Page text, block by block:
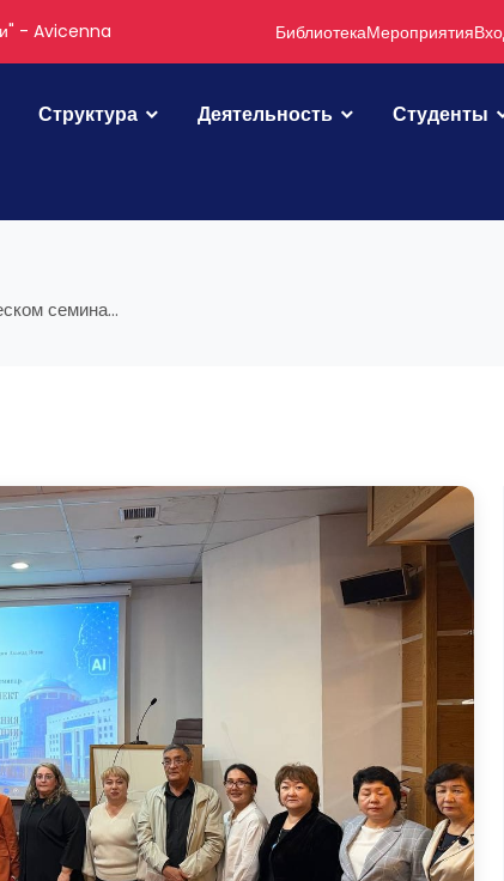
- Avicenna БиблиотекаМероприятия
Структура Деятельность Студенты
семина...